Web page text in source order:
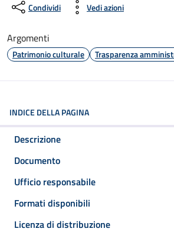
Condividi Vedi azioni
Argomenti
Patrimonio culturale Trasparenza
INDICE DELLA PAGINA
Descrizione
Documento
Ufficio responsabile
Formati disponibili
Licenza di distribuzione